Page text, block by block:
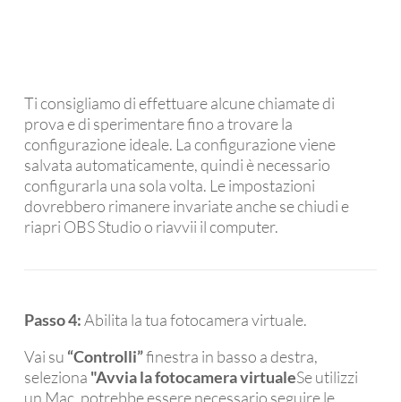
Ti consigliamo di effettuare alcune chiamate di
prova e di sperimentare fino a trovare la
configurazione ideale. La configurazione viene
salvata automaticamente, quindi è necessario
configurarla una sola volta. Le impostazioni
dovrebbero rimanere invariate anche se chiudi e
riapri OBS Studio o riavvii il computer.
Passo 4:Abilita la tua fotocamera virtuale.
Vai su “Controlli”finestra in basso a destra,
seleziona "Avvia la fotocamera virtualeSe utilizzi
un Mac, potrebbe essere necessario seguire le